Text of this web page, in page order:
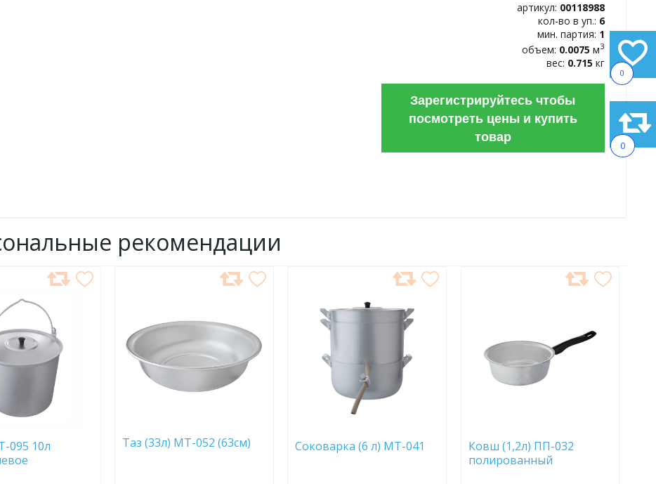
0
0
артикул: 00118988
кол-во в уп.: 6
мин. партия: 1
объем: 0.0075 м3
вес: 0.715 кг
Зарегистрируйтесь чтобы
посмотреть цены и купить
товар
рекомендации
095 10л
Таз (33л) МТ-052 (63см)
ИЗБРАННОЕ
Соковарка (6 л) МТ-041
Ковш (1,2л) ПП-032
полированный